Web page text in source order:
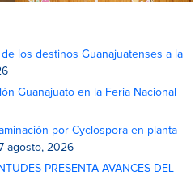
los destinos Guanajuatenses a la
Guanajuato en la Feria Nacional
por Cyclospora en planta
7 agosto, 2026
PRESENTA AVANCES DEL